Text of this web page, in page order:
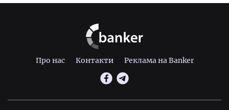
Про нас Контакти Реклама на Banker